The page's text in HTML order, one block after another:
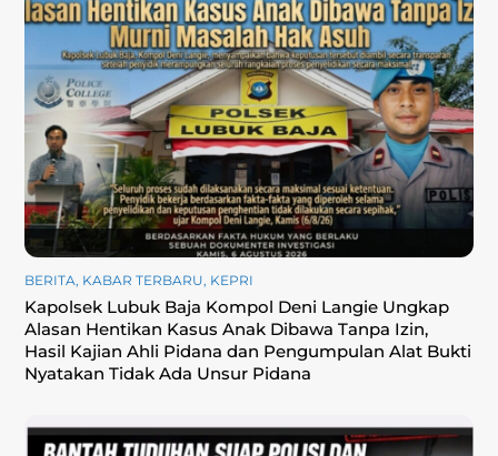
BERITA, KABAR TERBARU, KEPRI
Kapolsek Lubuk Baja Kompol Deni Langie Ungkap
Alasan Hentikan Kasus Anak Dibawa Tanpa Izin,
Hasil Kajian Ahli Pidana dan Pengumpulan Alat Bukti
Nyatakan Tidak Ada Unsur Pidana